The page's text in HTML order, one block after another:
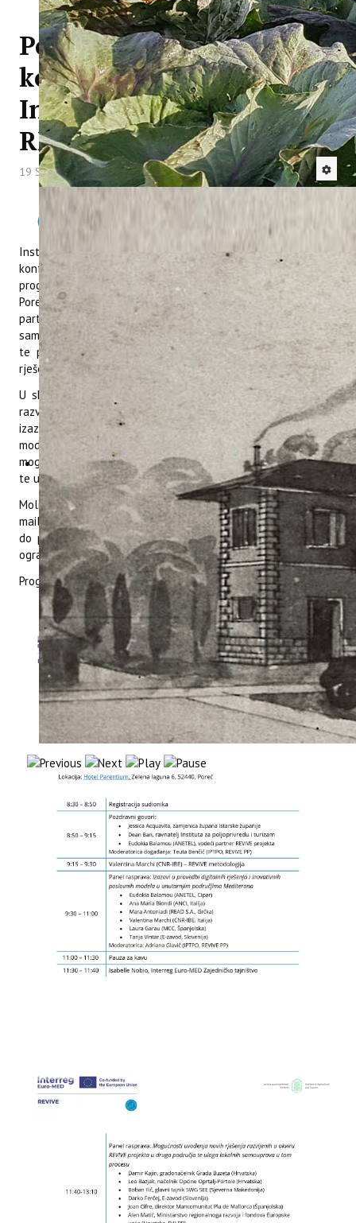
Poziv na završnu
konferenciju projekta
Interreg Euro-MED
REVIVE
19 Svibanj 2026 Hitova: 417
Institut za poljoprivredu i turizam poziva na završnu
konferenciju projekta
REVIVE , koji se provodi u sklopu
programa Interreg Euro-MED. Konferencija će se održati u
Poreču, 27. svibnja 2026. godine te će okupiti projektne
partnere, predstavnike institucija, jedinica lokalne
samouprave i razvojnih agencija s ciljem razmjene iskustava
te predstavljanja inovativnih poslovnih modela i digitalnih
rješenja razvijenih za pilot područja projekta REVIVE.
U sklopu programa održat će se prezentacija metodologije
razvijene u okviru projekta REVIVE, panel rasprava o
izazovima provedbe digitalnih rješenja i inovativnih poslovnih
modela u unutarnjim područjima Mediterana, kao i rasprava o
mogućnostima prijenosa razvijenih rješenja na druga područja
te ulozi lokalnih samouprava u tom procesu.
Molimo Vas da svoj dolazak potvrdite putem e-maila (na e-
mail adresu:teuta@iptpo.hriliadriana@iptpo.hr) najkasnije
do petka, 22. svibnja 2026., s obzirom na to da su mjesta
ograničena.
Program događanja dostupan je u nastavku: